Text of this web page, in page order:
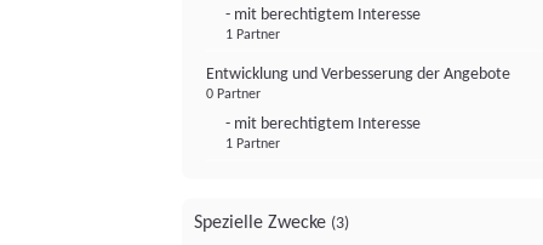
- mit berechtigtem Interesse
1 Partner
Entwicklung und Verbesserung der Angebote
0 Partner
- mit berechtigtem Interesse
1 Partner
Spezielle Zwecke (3)